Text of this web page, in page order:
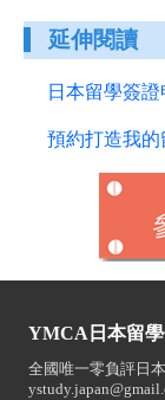
延伸閱讀
日本留學簽
預約打造我的
YMCA日本留
全國唯一零負評日